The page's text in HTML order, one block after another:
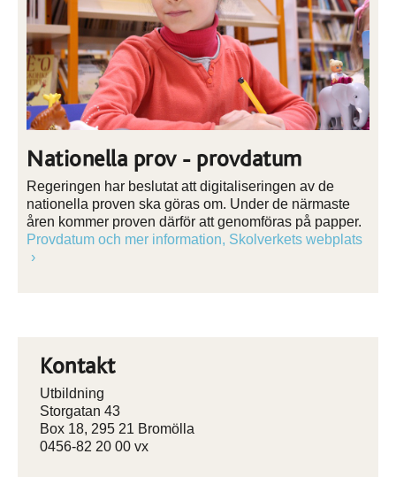
Nationella prov - provdatum
Regeringen har beslutat att digitaliseringen av de
nationella proven ska göras om. Under de närmaste
åren kommer proven därför att genomföras på papper.
Provdatum och mer information, Skolverkets webplats
Kontakt
Utbildning
Storgatan 43
Box 18, 295 21 Bromölla
0456-82 20 00 vx